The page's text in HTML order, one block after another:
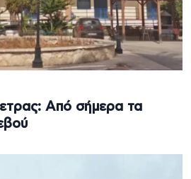
Από σήμερα τα